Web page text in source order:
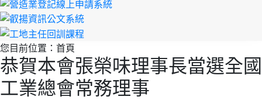
您目前位置： 首頁
恭賀本會張榮味理事長當選全國
工業總會常務理事